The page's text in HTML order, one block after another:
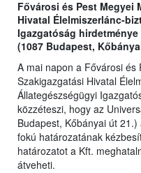
Fővárosi és Pest Megyei
Hivatal Élelmiszerlánc-
Igazgatóság
(1087 Budapest,
A mai napon a Fővárosi és
Szakigazgatási Hivatal
Állategészségügyi
közzéteszi, hogy az
Budapest, Kőbányai út
fokú határozatának
határozatot a Kft.
átveheti.